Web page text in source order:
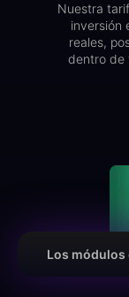
Nuestra
inversión
reales,
dentro de
Los módulos